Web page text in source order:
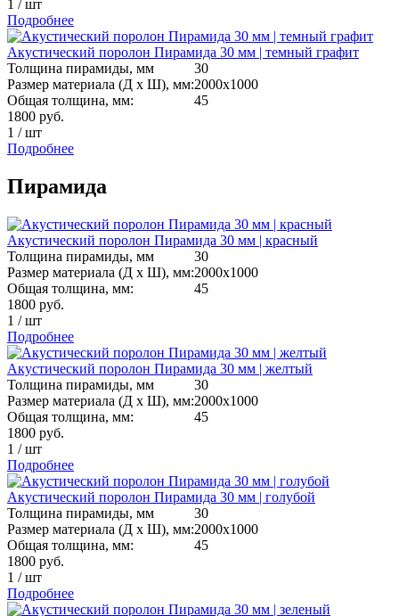
1 /шт
Подробнее
Акустический поролон Пирамида 30 мм | темный графит
Толщина пирамиды, мм
30
Размер материала (Д х Ш), мм:2000х1000
Общая толщина, мм:
45
1800 руб.
1 /шт
Подробнее
Пирамида
Акустический поролон Пирамида 30 мм | красный
Толщина пирамиды, мм
30
Размер материала (Д х Ш), мм:2000х1000
Общая толщина, мм:
45
1800 руб.
1 /шт
Подробнее
Акустический поролон Пирамида 30 мм | желтый
Толщина пирамиды, мм
30
Размер материала (Д х Ш), мм:2000х1000
Общая толщина, мм:
45
1800 руб.
1 /шт
Подробнее
Акустический поролон Пирамида 30 мм | голубой
Толщина пирамиды, мм
30
Размер материала (Д х Ш), мм:2000х1000
Общая толщина, мм:
45
1800 руб.
1 /шт
Подробнее